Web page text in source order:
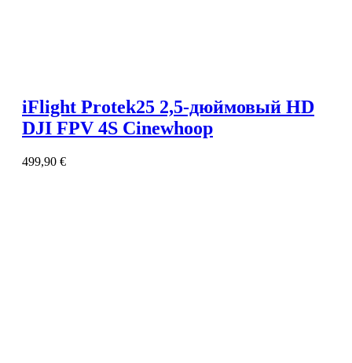
iFlight Protek25 2,5-дюймовый HD
DJI FPV 4S Cinewhoop
499,90 €